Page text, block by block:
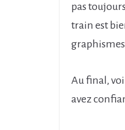
pas
train est
graphismes
Au final,
avez